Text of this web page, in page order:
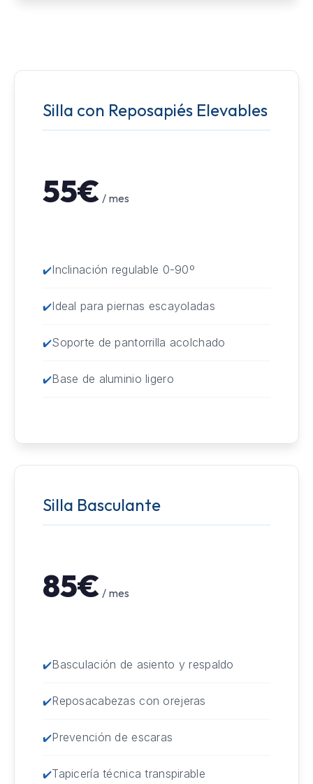
Silla con Reposapiés Elevables
55€ / mes
Inclinación regulable 0-90º
Ideal para piernas escayoladas
Soporte de pantorrilla acolchado
Base de aluminio ligero
Silla Basculante
85€ / mes
Basculación de asiento y respaldo
Reposacabezas con orejeras
Prevención de escaras
Tapicería técnica transpirable